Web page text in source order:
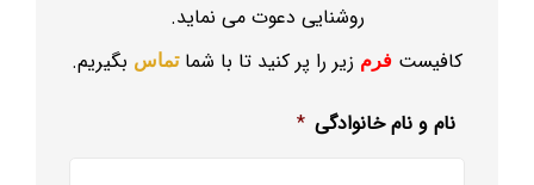
روشنایی دعوت می نماید.
کافیست فرم زیر را پر کنید تا با شماتماس بگیریم.
نام و نام خانوادگی *